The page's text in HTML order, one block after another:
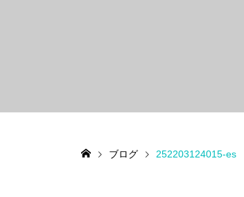
ブログ 252203124015-es